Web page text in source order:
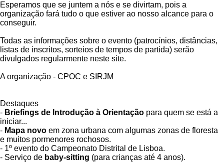
Esperamos que se juntem a nós e se divirtam, pois a
organização fará tudo o que estiver ao nosso alcance para o
conseguir.
Todas as informações sobre o evento (patrocínios, distâncias,
listas de inscritos, sorteios de tempos de partida) serão
divulgados regularmente neste site.
A organização - CPOC e SIRJM
Destaques
- Briefings de Introdução à Orientação para quem se está a
iniciar...
- Mapa novo em zona urbana com algumas zonas de floresta
e muitos pormenores rochosos.
- 1º evento do Campeonato Distrital de Lisboa.
- Serviço de baby-sitting (para crianças até 4 anos).